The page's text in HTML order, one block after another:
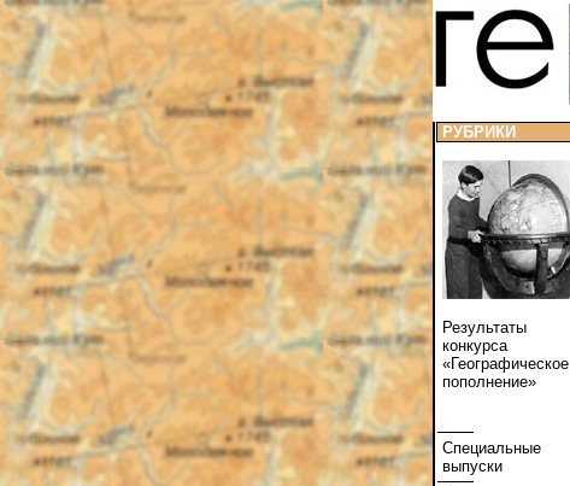
РУБРИКИ
Результаты
конкурса
«Географическое
пополнение»
Специальные
выпуски